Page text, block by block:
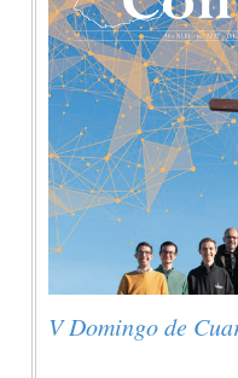
V Domingo de